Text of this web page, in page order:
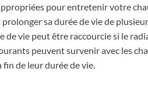
pour entretenir votre
sa durée de vie de
de vie peut être raccourcie si le
peuvent survenir avec les
de leur durée de vie.